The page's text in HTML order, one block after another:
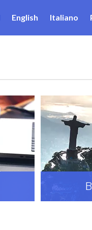
English Italiano